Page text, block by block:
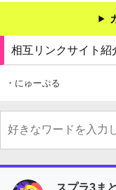
相互リンクサイト紹
・にゅーぷる